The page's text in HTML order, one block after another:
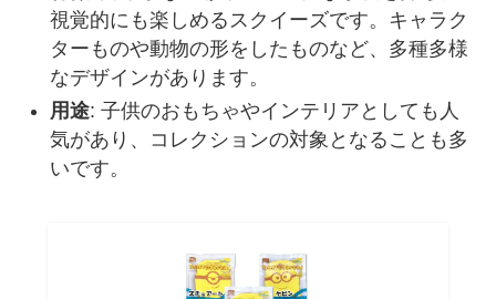
視覚的にも楽しめるスクイーズです。キャラク
ターものや動物の形をしたものなど、多種多様
なデザインがあります。
用途: 子供のおもちゃやインテリアとしても人
気があり、コレクションの対象となることも多
いです。